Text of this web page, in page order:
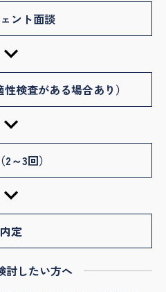
ント面談
検査がある場合あり）
～3回）
内定
討したい方へ